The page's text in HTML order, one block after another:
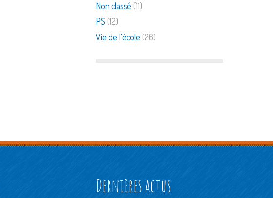
Non classé (11)
PS (12)
Vie de l'école (26)
Dernières actus